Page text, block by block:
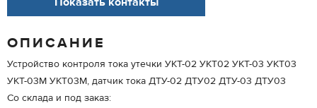
ОПИСАНИЕ
Устройство контроля тока утечки УКТ-02 УКТ02 УКТ-03 УКТ03
УКТ-03М УКТ03М, датчик тока ДТУ-02 ДТУ02 ДТУ-03 ДТУ03
Со склада и под заказ: